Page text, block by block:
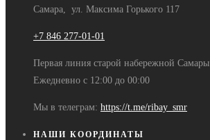
Самара, ул. Максима Горького 117
+7 846 277-01-01
Первая линия старой набережной Самары
Ежедневно с 12:00 до 00:00
Мы в телеграм: https://t.me/ribay_smr
НАШИ КООРДИНАТЫ